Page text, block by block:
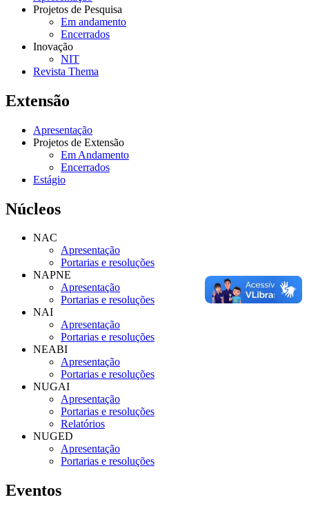
Projetos de Pesquisa
Em andamento
Encerrados
Inovação
NIT
Revista Thema
Extensão
Apresentação
Projetos de Extensão
Em Andamento
Encerrados
Estágio
Núcleos
NAC
Apresentação
Portarias e resoluções
NAPNE
Apresentação
Portarias e resoluções
NAI
Apresentação
Portarias e resoluções
NEABI
Apresentação
Portarias e resoluções
NUGAI
Apresentação
Portarias e resoluções
Relatórios
NUGED
Apresentação
Portarias e resoluções
Eventos